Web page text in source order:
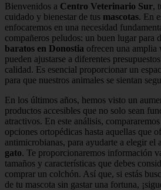
Bienvenidos a Centro Veterinario Sur,
cuidado y bienestar de tus mascotas. En
enfocaremos en una necesidad
compañeros peludos: un buen lugar para
baratos en Donostia ofrecen una amplia
pueden ajustarse a diferentes
calidad. Es esencial proporcionar un
para que nuestros animales se sientan
En los últimos años, hemos visto un
productos accesibles que no solo sean
atractivos. En este análisis,
opciones ortopédicas hasta aquellas que
antimicrobianas, para ayudarte a elegir el
gato. Te proporcionaremos información
tamaños y características que debes
comprar un colchón. Así que, si estás
de tu mascota sin gastar una fortuna,